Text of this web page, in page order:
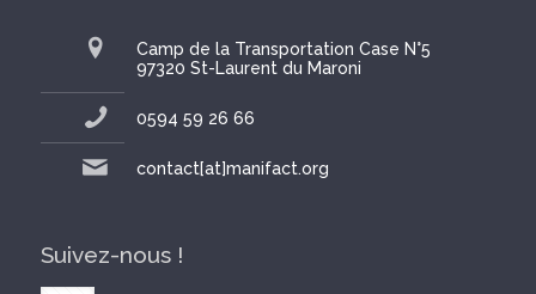
Camp de la Transportation Case N°5
97320 St-Laurent du Maroni
0594 59 26 66
contact[at]manifact.org
Suivez-nous !